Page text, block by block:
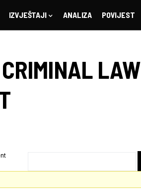
IZVJEŠTAJI ANALIZA POVIJEST
LAW